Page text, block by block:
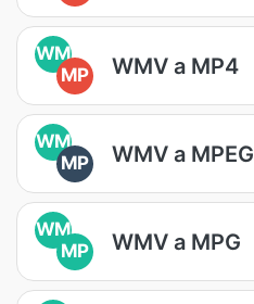
WM
MP
WMV a MP4
WM
MP
WMV a MPEG
WM
MP
WMV a MPG